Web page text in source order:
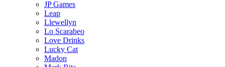
JP Games
Leap
Llewellyn
Lo Scarabeo
Love Drinks
Lucky Cat
Madon